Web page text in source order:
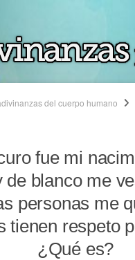
del cuerpo humano
fue mi
de blanco me
personas me
tienen respeto
¿Qué es?